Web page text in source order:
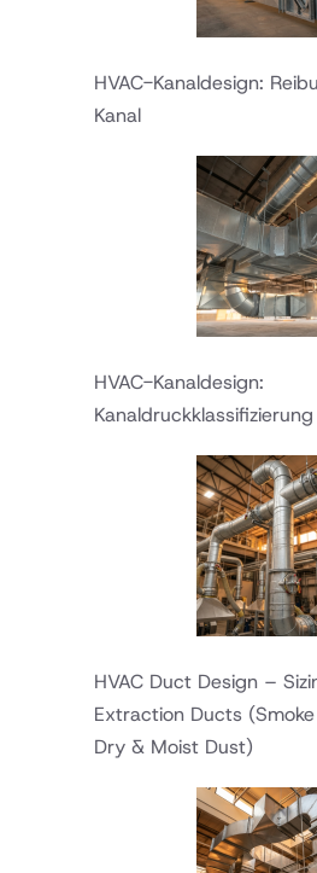
HVAC-Kanaldesign:
Kanal
HVAC-Kanaldesign:
Kanaldruckklassifizierung
HVAC Duct Design –
Extraction Ducts
Dry & Moist Dust)